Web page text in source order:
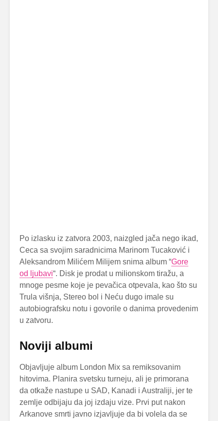
Po izlasku iz zatvora 2003, naizgled jača nego ikad,
Ceca sa svojim saradnicima Marinom Tucaković i
Aleksandrom Milićem Milijem snima album “Gore
od ljubavi“. Disk je prodat u milionskom tiražu, a
mnoge pesme koje je pevačica otpevala, kao što su
Trula višnja, Stereo bol i Neću dugo imale su
autobiografsku notu i govorile o danima provedenim
u zatvoru.
Noviji albumi
Objavljuje album London Mix sa remiksovanim
hitovima. Planira svetsku turneju, ali je primorana
da otkaže nastupe u SAD, Kanadi i Australiji, jer te
zemlje odbijaju da joj izdaju vize. Prvi put nakon
Arkanove smrti javno izjavljuje da bi volela da se